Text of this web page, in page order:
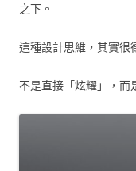
之下。
這種設計思維，其實很
不是直接「炫耀」，而